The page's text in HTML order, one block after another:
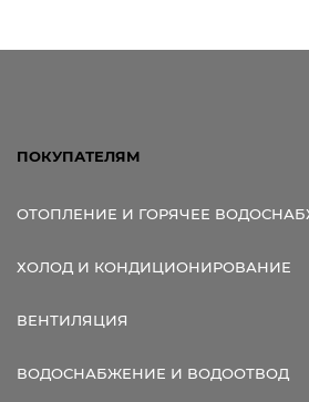
ПОКУПАТЕЛЯМ
ОТОПЛЕНИЕ И ГОРЯЧЕЕ
ХОЛОД И КОНДИЦИОНИРОВАНИЕ
ВЕНТИЛЯЦИЯ
ВОДОСНАБЖЕНИЕ И ВОДООТВОД